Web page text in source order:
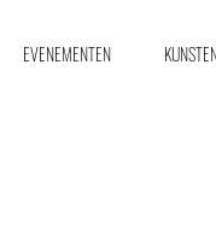
EVENEMENTEN